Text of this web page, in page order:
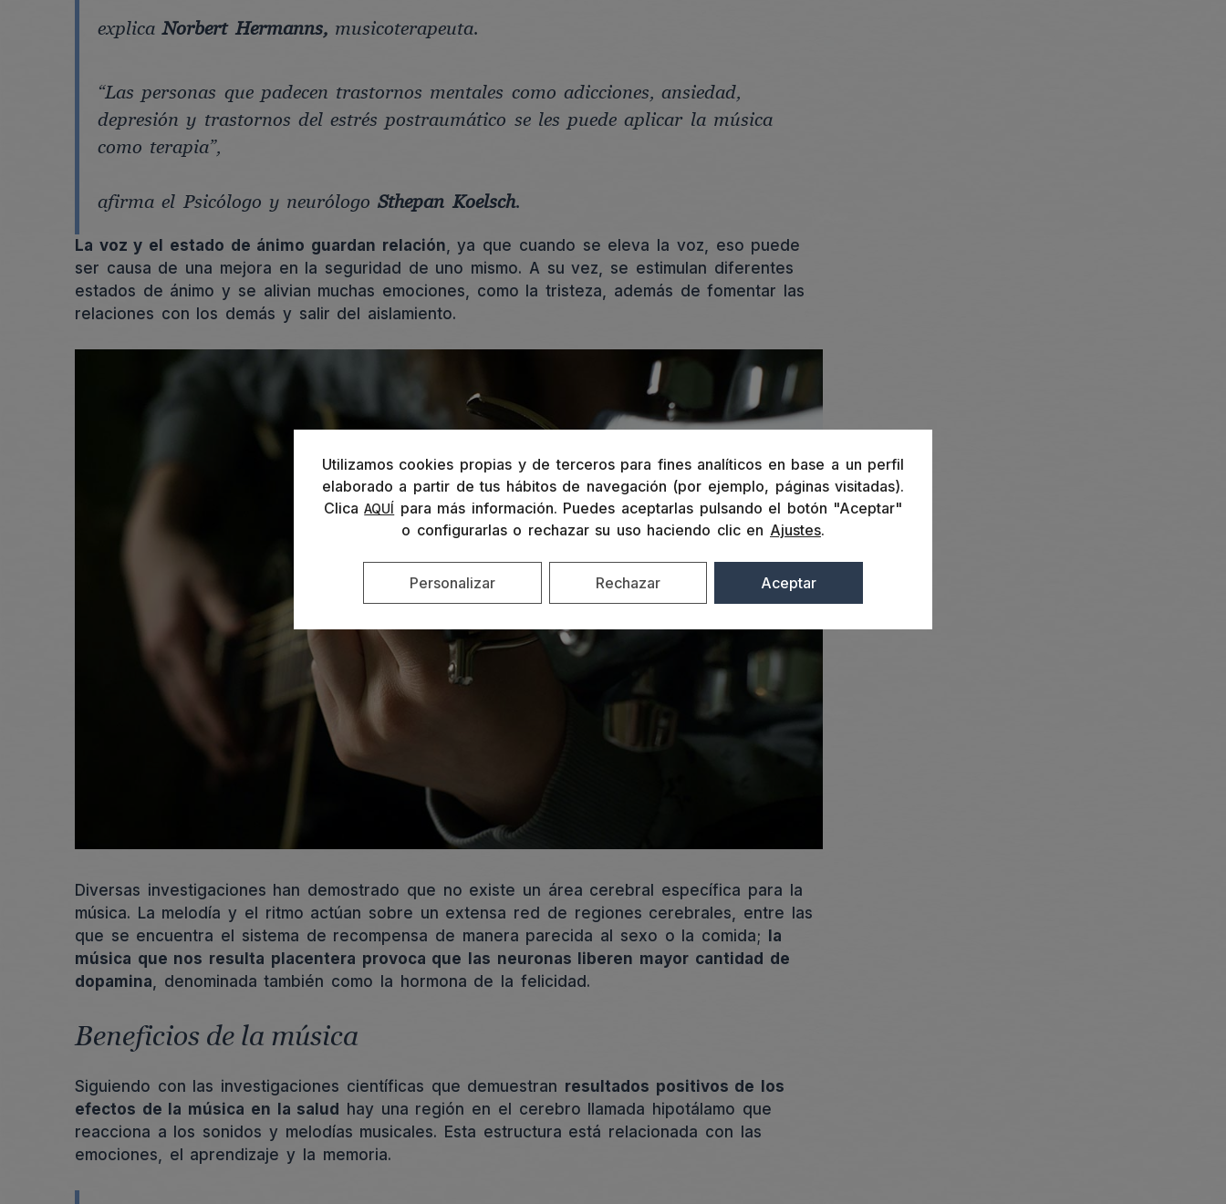
explicaNorbert Hermanns,musicoterapeuta.
“Las personas que padecen trastornos mentales como adicciones, ansiedad,
depresión y trastornos del estrés postraumático se les puede aplicar la música
como terapia”,
afirma el Psicólogo y neurólogoSthepan Koelsch.
La voz y el estado de ánimo guardan relación, ya que cuando se eleva la voz, eso puede
ser causa de una mejora en la seguridad de uno mismo. A su vez, se estimulan diferentes
estados de ánimo y se alivian muchas emociones, como la tristeza, además de fomentar las
relaciones con los demás y salir del aislamiento.
Diversas investigaciones han demostrado que no existe un área cerebral específica para la
música. La melodía y el ritmo actúan sobre un extensa red de regiones cerebrales, entre las
que se encuentra el sistema de recompensa de manera parecida al sexo o la comida; la
música que nos resulta placentera provoca que las neuronas liberen mayor cantidad de
dopamina , denominada también como la hormona de la felicidad.
Beneficios de la música
Siguiendo con las investigaciones científicas que demuestran resultados positivos de los
efectos de la música en la salud
hay una región en el cerebro llamada hipotálamo que
reacciona a los sonidos y melodías musicales. Esta estructura está relacionada con las
emociones, el aprendizaje y la memoria.
Utilizamos cookies propias y de terceros para fines analíticos en base a un perfil
elaborado a partir de tus hábitos de navegación (por ejemplo, páginas visitadas).
ClicaAQUÍ para más información. Puedes aceptarlas pulsando el botón "Aceptar"
o configurarlas o rechazar su uso haciendo clic en Ajustes.
Aceptar
Rechazar
Personalizar